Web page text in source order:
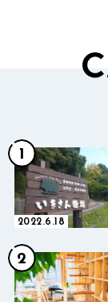
1
2022.6.18
2